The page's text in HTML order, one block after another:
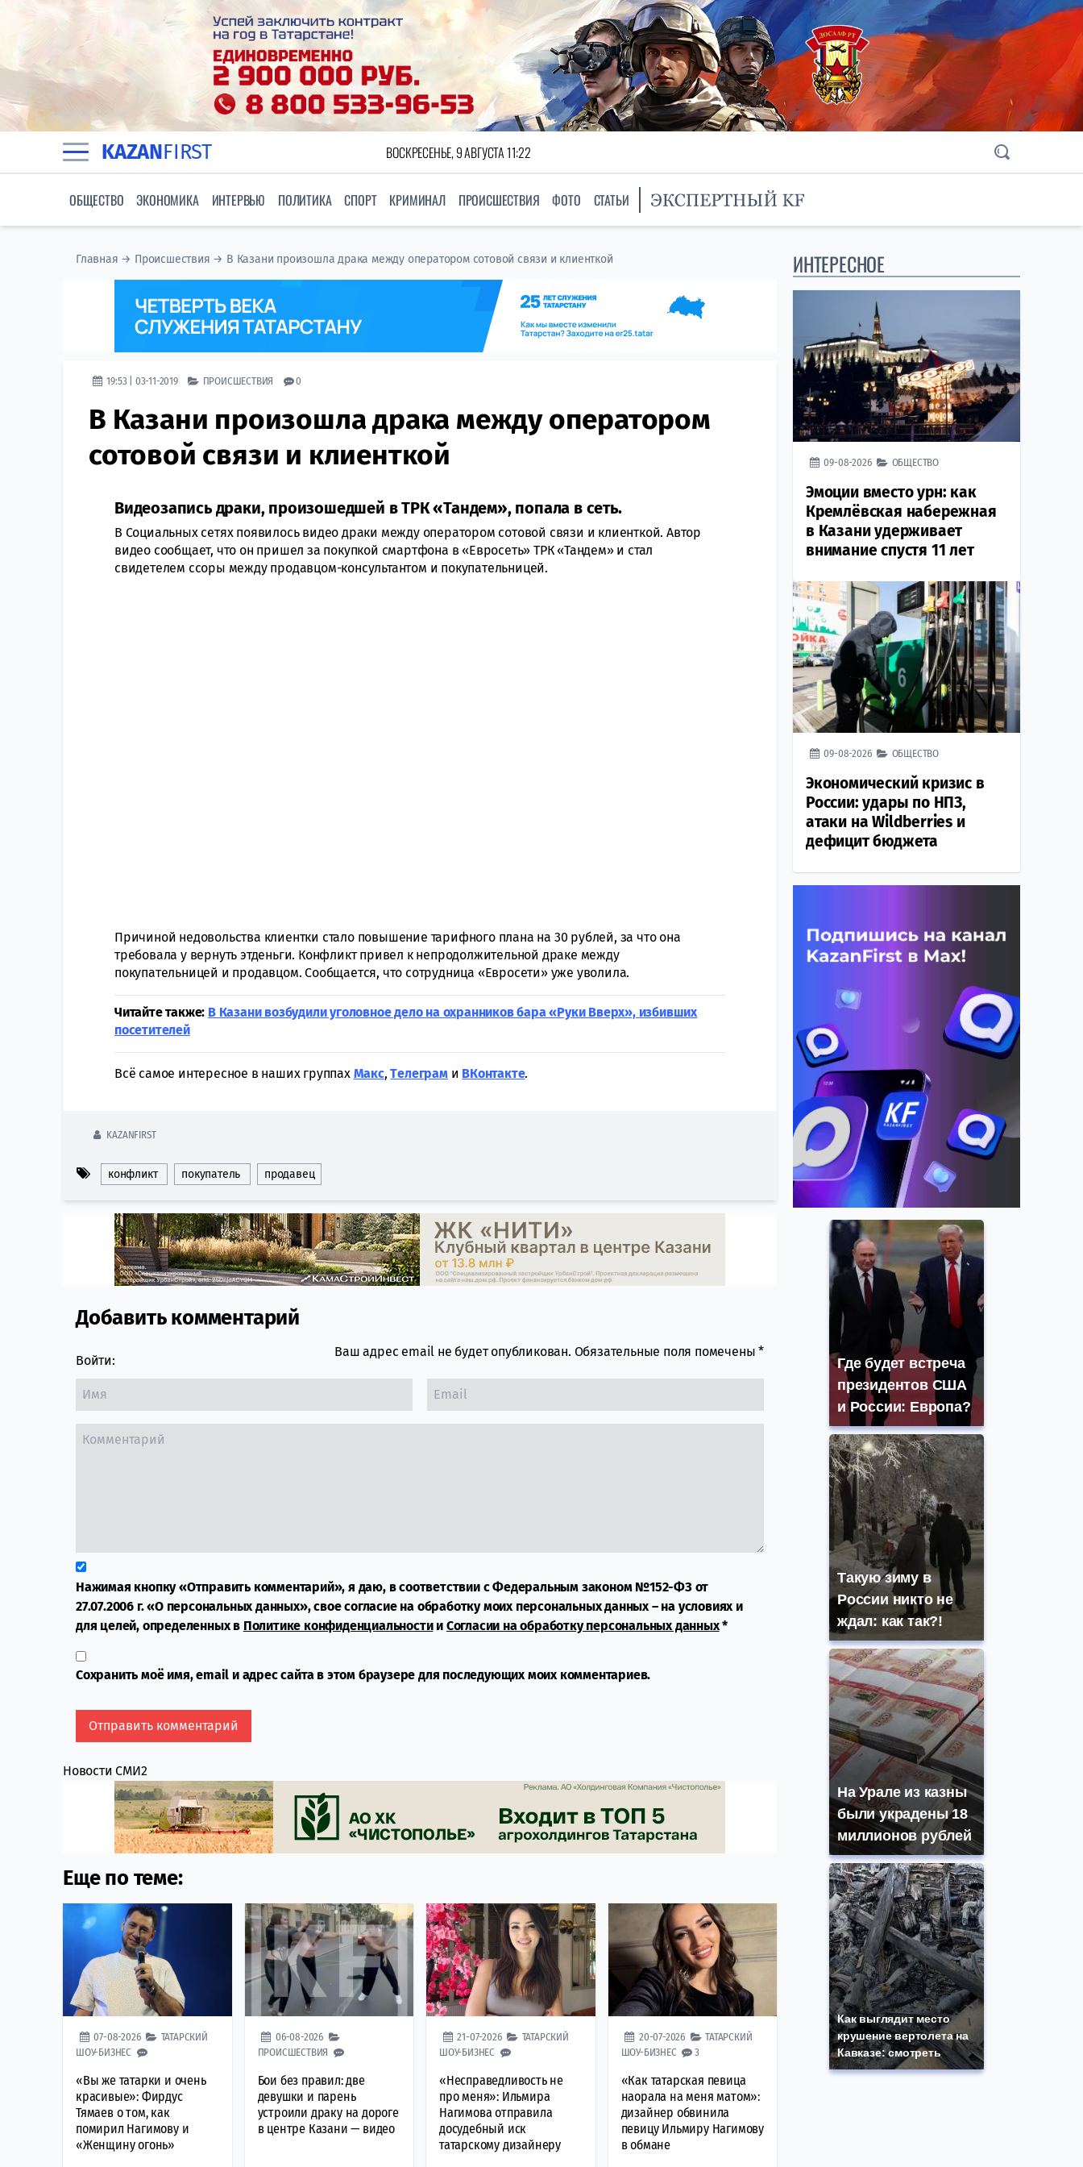
KAZANFIRST ВОСКРЕСЕНЬЕ, 9 АВГУСТА 11:22
ОБЩЕСТВО ЭКОНОМИКА ИНТЕРВЬЮ ПОЛИТИКА СПОРТ КРИМИНАЛ ПРОИСШЕСТВИЯ ФОТО СТАТЬИ
Главная → Происшествия → В Казани произошла драка между оператором сотовой связи и клиенткой
19:53 | 03-11-2019 ПРОИСШЕСТВИЯ 0
В Казани произошла драка между оператором
сотовой связи и клиенткой
Видеозапись драки, произошедшей в ТРК «Тандем», попала в сеть.
В Социальных сетях появилось видео драки между оператором сотовой связи и клиенткой. Автор
видео сообщает, что он пришел за покупкой смартфона в «Евросеть» ТРК «Тандем» и стал
свидетелем ссоры между продавцом-консультантом и покупательницей.
Причиной недовольства клиентки стало повышение тарифного плана на 30 рублей, за что она
требовала у вернуть этденьги. Конфликт привел к непродолжительной драке между
покупательницей и продавцом. Сообщается, что сотрудница «Евросети» уже уволила.
Читайте также: В Казани возбудили уголовное дело на охранников бара «Руки Вверх», избивших
посетителей
Всё самое интересное в наших группах Макс,Tелеграми ВКонтакте.
KAZANFIRST
конфликт покупатель продавец
Comment section
Добавить комментарий
Войти:
Ваш адрес email не будет опубликован. Обязательные поля помечены*
Нажимая кнопку «Отправить комментарий», я даю, в соответствии с Федеральным законом №152-ФЗ от
27.07.2006 г. «О персональных данных», свое согласие на обработку моих персональных данных – на условиях и
для целей, определенных в Политике конфиденциальностии Согласии на обработку персональных данных*
Сохранить моё имя, email и адрес сайта в этом браузере для последующих моих комментариев.
Новости СМИ2
Еще по теме:
07-08-2026
ТАТАРСКИЙ
ШОУ-БИЗНЕС
«Вы же татарки и очень
красивые»: Фирдус
Тямаев о том, как
помирил Нагимову и
«Женщину огонь»
06-08-2026
ПРОИСШЕСТВИЯ
Бои без правил: две
девушки и парень
устроили драку на дороге
в центре Казани — видео
21-07-2026
ТАТАРСКИЙ
ШОУ-БИЗНЕС
«Несправедливость не
про меня»: Ильмира
Нагимова отправила
досудебный иск
татарскому дизайнеру
20-07-2026
ТАТАРСКИЙ
ШОУ-БИЗНЕС
3
«Как татарская певица
наорала на меня матом»:
дизайнер обвинила
певицу Ильмиру Нагимову
в обмане
ИНТЕРЕСНОЕ
09-08-2026 ОБЩЕСТВО
Эмоции вместо урн: как
Кремлёвская набережная
в Казани удерживает
внимание спустя 11 лет
09-08-2026 ОБЩЕСТВО
Экономический кризис в
России: удары по НПЗ,
атаки на Wildberries и
дефицит бюджета
Где будет встреча
президентов США
и России: Европа?
Такую зиму в
России никто не
ждал: как так?!
На Урале из казны
были украдены 18
миллионов рублей
Как выглядит место
крушение вертолета на
Кавказе: смотреть